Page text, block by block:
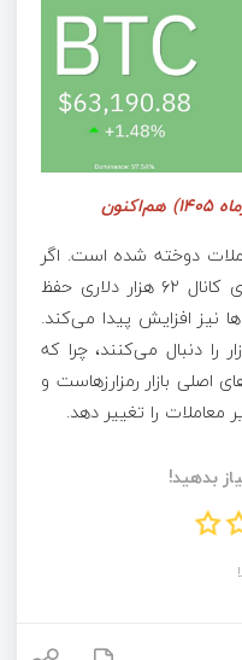
دوخته شده است. اگر
بیت‌کوین بتواند جایگاه خود را بالای کانال ۶۲ هزار دلاری حفظ
نیز افزایش پیدا می‌کند.
را دنبال می‌کنند، چرا که
اصلی بازار رمزارزهاست و
را تغییر دهد.
بدهید!